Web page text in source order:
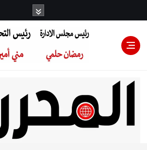
رئيس
الإدارة: